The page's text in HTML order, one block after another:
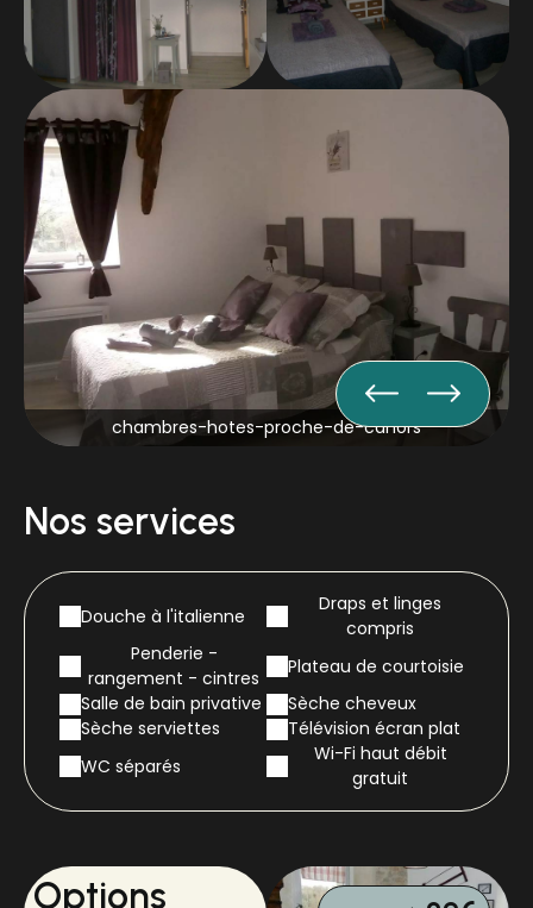
Parfait pour les familles ou les groupes jusqu'à
quatre personnes, la chambre Côté Colline allie
espace, confort et ambiance chaleureuse pour un
séjour mémorable en
chambres d'hôtes dans le Lot.
chambres-hotes-proche-de-cahors
Nos services
Douche à l'italienne
Draps et linges
compris
Penderie -
rangement - cintres
Plateau de courtoisie
Salle de bain privative
Sèche cheveux
Sèche serviettes
Télévision écran plat
WC séparés
Wi-Fi haut débit
gratuit
Options